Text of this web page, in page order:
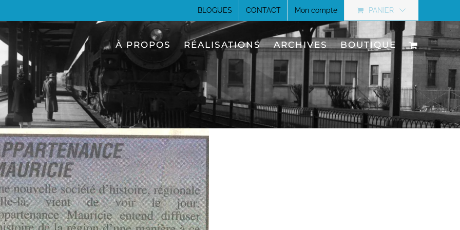
BLOGUES CONTACT Mon compte PANIER
À PROPOS RÉALISATIONS ARCHIVES BOUTIQUE